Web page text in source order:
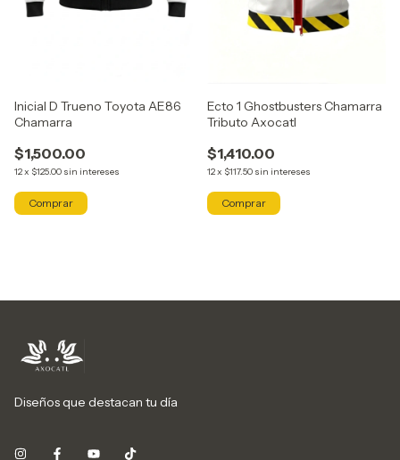
Inicial D Trueno Toyota AE86
Chamarra
$1,500.00
12x $125.00 sin intereses
Comprar
Ecto 1 Ghostbusters Chamarra
Tributo Axocatl
$1,410.00
12x $117.50 sin intereses
Comprar
Diseños que destacan tu día